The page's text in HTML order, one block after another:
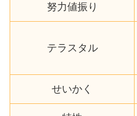
努力値振り
テラスタル
せいかく